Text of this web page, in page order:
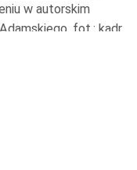
w autorskim
fot.: kadr